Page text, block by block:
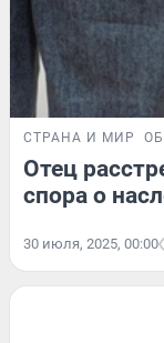
СТРАНА И МИР
Отец
спора о
30 июля, 2025, 00:00